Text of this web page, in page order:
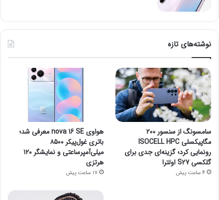
نوشته‌های تازه
سامسونگ از سنسور ۲۰۰
مگاپیکسلی ISOCELL HPC
رونمایی کرد؛ گزینه‌ای جدی برای
گلکسی S27 اولترا
4 ساعت پیش
هواوی nova 16 SE معرفی شد؛
باتری غول‌پیکر ۸۵۰۰
میلی‌آمپرساعتی و نمایشگر ۱۲۰
هرتزی
17 ساعت پیش